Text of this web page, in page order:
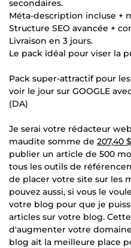
secondaires.
Méta-description incluse +
Structure SEO avancée +
Livraison en 3 jours.
Le pack idéal pour viser la
Pack super-attractif pour
voir le jour sur GOOGLE
(DA)
Je serai votre rédacteur
maudite somme de 207,40
publier un article de 500
tous les outils de
de placer votre site sur les
pouvez aussi, si vous le
votre blog pour que je
articles sur votre blog.
d'augmenter votre
blog ait la meilleure place